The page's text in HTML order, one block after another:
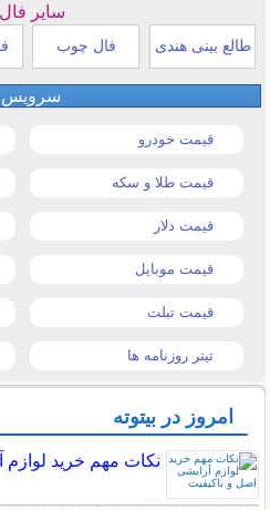
سایر
طالع بینی هندی فال چوب
سرویس
قیمت خودرو
قیمت طلا و سکه
قیمت دلار
قیمت موبایل
قیمت تبلت
تیتر روزنامه ها
امروز در بیتوته
نکات مهم خرید